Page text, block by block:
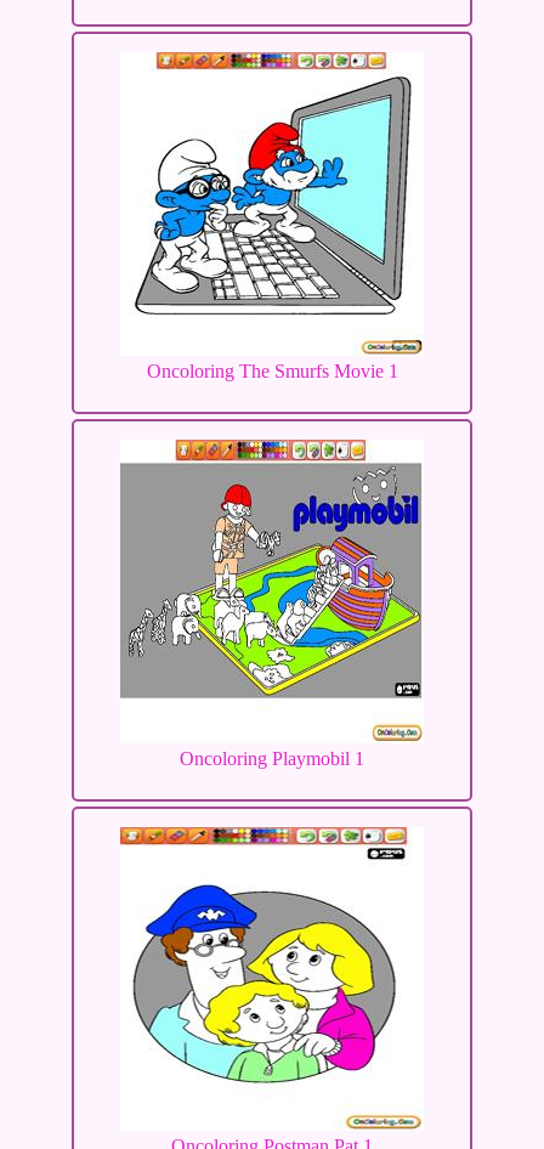
Oncoloring The Smurfs Movie 1
Oncoloring Playmobil 1